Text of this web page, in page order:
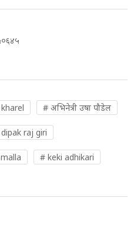
# अभिनेत्री उषा पौडेल
raj giri
# keki adhikari